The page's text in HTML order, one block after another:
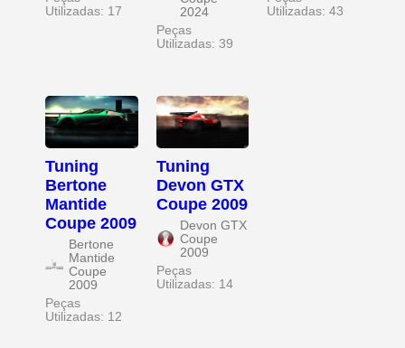
Utilizadas: 17
2024
Peças
Utilizadas: 39
Utilizadas: 43
Tuning
Bertone
Mantide
Coupe 2009
Bertone
Mantide
Coupe
2009
Peças
Utilizadas: 12
Tuning
Devon GTX
Coupe 2009
Devon GTX
Coupe
2009
Peças
Utilizadas: 14